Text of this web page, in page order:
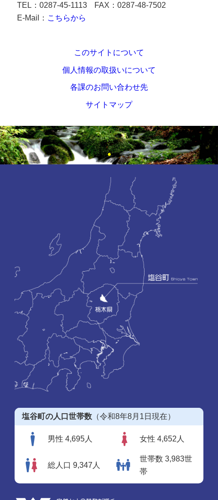
TEL：0287-45-1113
FAX：0287-48-7502
E-Mail： こちらから
このサイトについて
個人情報の取扱いについて
各課のお問い合わせ先
サイトマップ
塩谷町の人口世帯数 （令和8年8月1日現在）
男性 4,695人 女性 4,652人
総人口 9,347人
世帯数 3,983世
帯